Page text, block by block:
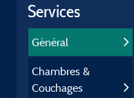
Services
Général
Chambres &
Couchages